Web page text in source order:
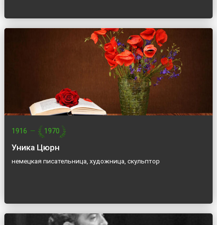
1916 — 1970
Уника Цюрн
немецкая писательница, художница, скульптор